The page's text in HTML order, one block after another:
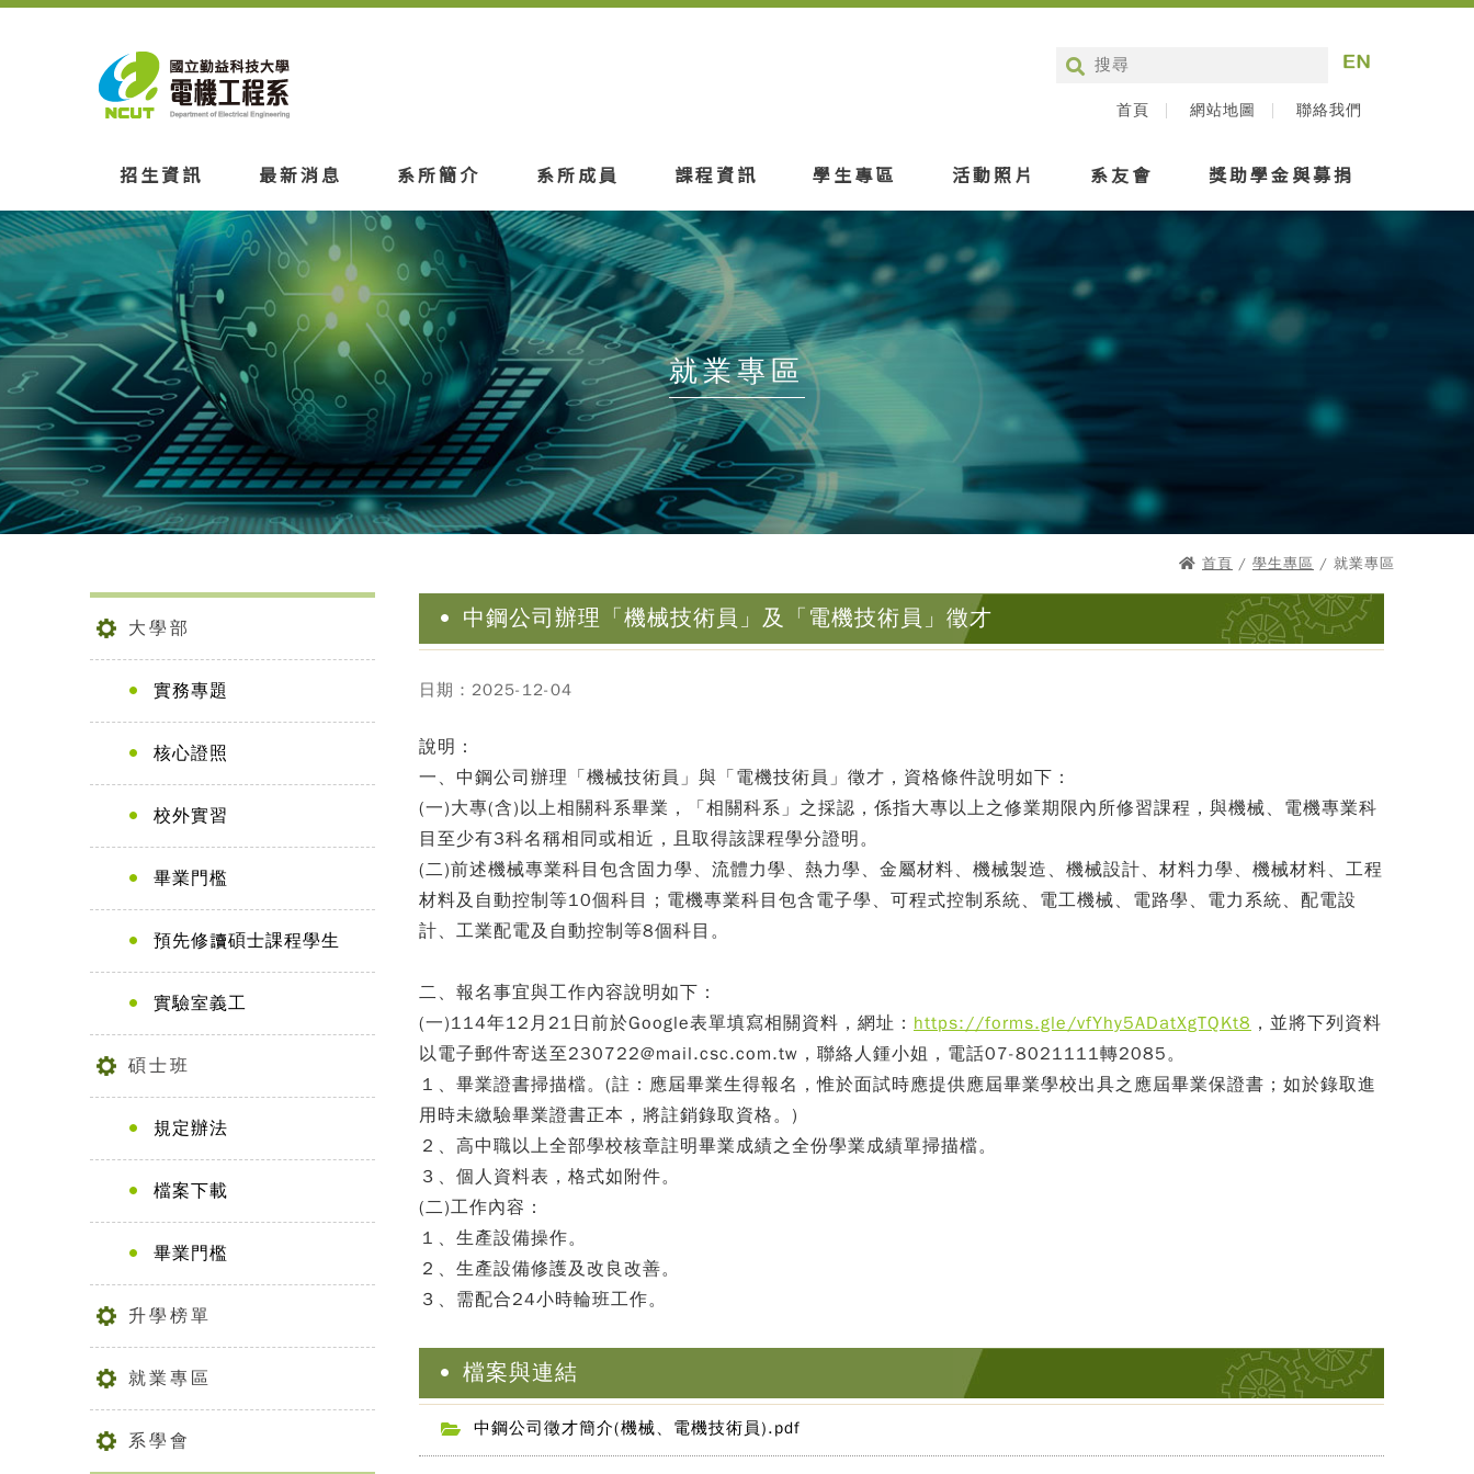
首頁 網站地圖 聯絡我們
招生資訊 最新消息 系所簡介 系所成員 課程資訊 學生專區 活動照片 系友會 獎助學金與募捐
就業專區
首頁 / 學生專區 / 就業專區
大學部
實務專題
核心證照
校外實習
畢業門檻
預先修讀碩士課程學生
實驗室義工
碩士班
規定辦法
檔案下載
畢業門檻
升學榜單
就業專區
系學會
中鋼公司辦理「機械技術員」及「電機技術員」徵才
日期：2025-12-04
說明：
一、中鋼公司辦理「機械技術員」與「電機技術員」徵才，資格條件說明如下：
(一)大專(含)以上相關科系畢業，「相關科系」之採認，係指大專以上之修業期限內所修習課程，與機械、電機專業科
目至少有3科名稱相同或相近，且取得該課程學分證明。
(二)前述機械專業科目包含固力學、流體力學、熱力學、金屬材料、機械製造、機械設計、材料力學、機械材料、工程
材料及自動控制等10個科目；電機專業科目包含電子學、可程式控制系統、電工機械、電路學、電力系統、配電設
計、工業配電及自動控制等8個科目。
二、報名事宜與工作內容說明如下：
(一)114年12月21日前於Google表單填寫相關資料，網址： https://forms.gle/vfYhy5ADatXgTQKt8 ，並將下列資料
以電子郵件寄送至230722@mail.csc.com.tw，聯絡人鍾小姐，電話07-8021111轉2085。
１、畢業證書掃描檔。(註：應屆畢業生得報名，惟於面試時應提供應屆畢業學校出具之應屆畢業保證書；如於錄取進
用時未繳驗畢業證書正本，將註銷錄取資格。)
２、高中職以上全部學校核章註明畢業成績之全份學業成績單掃描檔。
３、個人資料表，格式如附件。
(二)工作內容：
１、生產設備操作。
２、生產設備修護及改良改善。
３、需配合24小時輪班工作。
檔案與連結
中鋼公司徵才簡介(機械、電機技術員).pdf